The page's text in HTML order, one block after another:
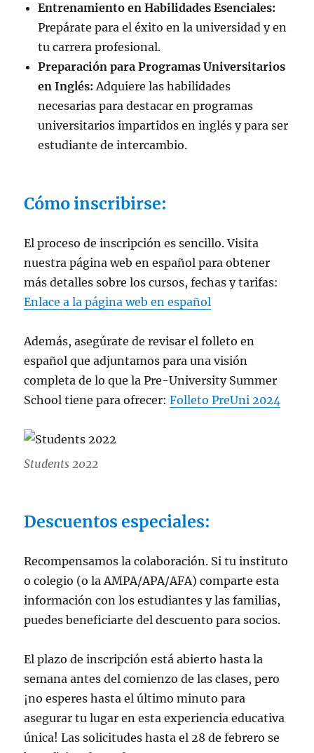
Entrenamiento en Habilidades Esenciales:
Prepárate para el éxito en la universidad y en
tu carrera profesional.
Preparación para Programas Universitarios
en Inglés: Adquiere las habilidades
necesarias para destacar en programas
universitarios impartidos en inglés y para ser
estudiante de intercambio.
Cómo inscribirse:
El proceso de inscripción es sencillo. Visita
nuestra página web en español para obtener
más detalles sobre los cursos, fechas y tarifas:
Enlace a la página web en español
Además, asegúrate de revisar el folleto en
español que adjuntamos para una visión
completa de lo que la Pre-University Summer
School tiene para ofrecer:Folleto PreUni 2024
Students 2022
Descuentos especiales:
Recompensamos la colaboración. Si tu instituto
o colegio (o la AMPA/APA/AFA) comparte esta
información con los estudiantes y las familias,
puedes beneficiarte del descuento para socios.
El plazo de inscripción está abierto hasta la
semana antes del comienzo de las clases, pero
¡no esperes hasta el último minuto para
asegurar tu lugar en esta experiencia educativa
única! Las solicitudes hasta el 28 de febrero se